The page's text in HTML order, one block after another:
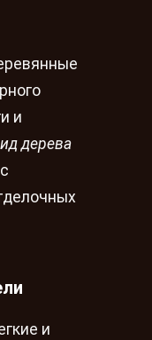
и
дерева
и